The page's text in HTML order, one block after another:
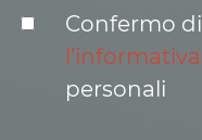
Confermo
l’informativa
personali